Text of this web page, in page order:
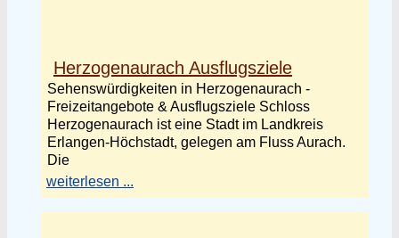
Herzogenaurach Ausflugsziele
Sehenswürdigkeiten in Herzogenaurach -
Freizeitangebote & Ausflugsziele Schloss
Herzogenaurach ist eine Stadt im Landkreis
Erlangen-Höchstadt, gelegen am Fluss Aurach.
Die
weiterlesen ...